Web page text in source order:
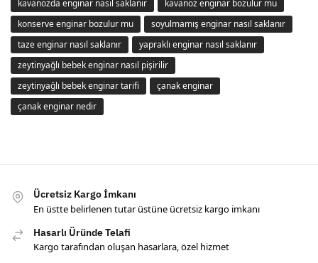
kavanozda enginar nasıl saklanır
kavanoz enginar bozulur mu
konserve enginar bozulur mu
soyulmamış enginar nasıl saklanır
taze enginar nasıl saklanır
yapraklı enginar nasıl saklanır
zeytinyağlı bebek enginar nasıl pişirilir
zeytinyağlı bebek enginar tarifi
çanak enginar
çanak enginar nedir
Ücretsiz Kargo İmkanı
En üstte belirlenen tutar üstüne ücretsiz kargo imkanı
Hasarlı Üründe Telafi
Kargo tarafından oluşan hasarlara, özel hizmet